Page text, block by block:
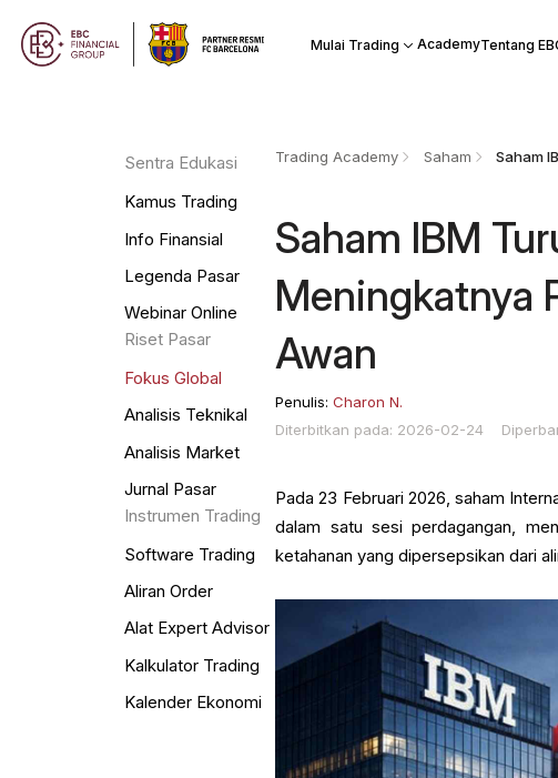
Mulai Trading AcademyTentang
Sentra Edukasi
Kamus Trading
Info Finansial
Legenda Pasar
Webinar Online
Riset Pasar
Fokus Global
Analisis Teknikal
Analisis Market
Jurnal Pasar
Instrumen Trading
Software Trading
Aliran Order
Alat Expert Advisor
Kalkulator Trading
Kalender Ekonomi
Trading Academy Saham
Saham IBM
Meningkatnya
Awan
Penulis:Charon N.
Diterbitkan pada: 2026-02-24
Pada 23 Februari 2026, saham
dalam satu sesi perdagangan,
ketahanan yang dipersepsikan dari